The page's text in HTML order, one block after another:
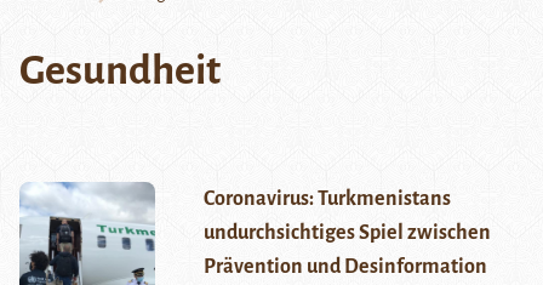
Gesundheit
Coronavirus: Turkmenistans
undurchsichtiges Spiel zwischen
Prävention und Desinformation